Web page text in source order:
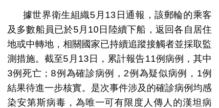
據世界衛生組織5月13日通報，該郵輪的乘客
及多數船員已於5月10日陸續下船，返回各自居住
地或中轉地，相關國家已持續追蹤接觸者並採取監
測措施。截至5月13日，累計報告11例病例，其中
3例死亡；8例為確診病例，2例為疑似病例，1例
結果待進一步核實。是次事件涉及的確診病例均感
染安第斯病毒，為唯一可有限度人傳人的漢坦病